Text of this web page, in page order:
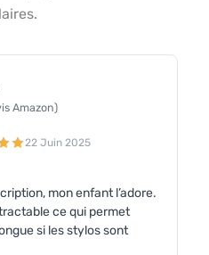
Amazon)
22 Juin 2025
mon enfant l’adore.
ce qui permet
si les stylos sont